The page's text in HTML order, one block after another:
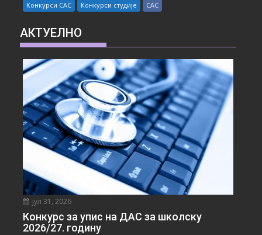
Конкурси САС
Конкурси студије САС
АКТУЕЛНО
јул 31, 2026
Конкурс за упис на ДАС за школску
2026/27. годину